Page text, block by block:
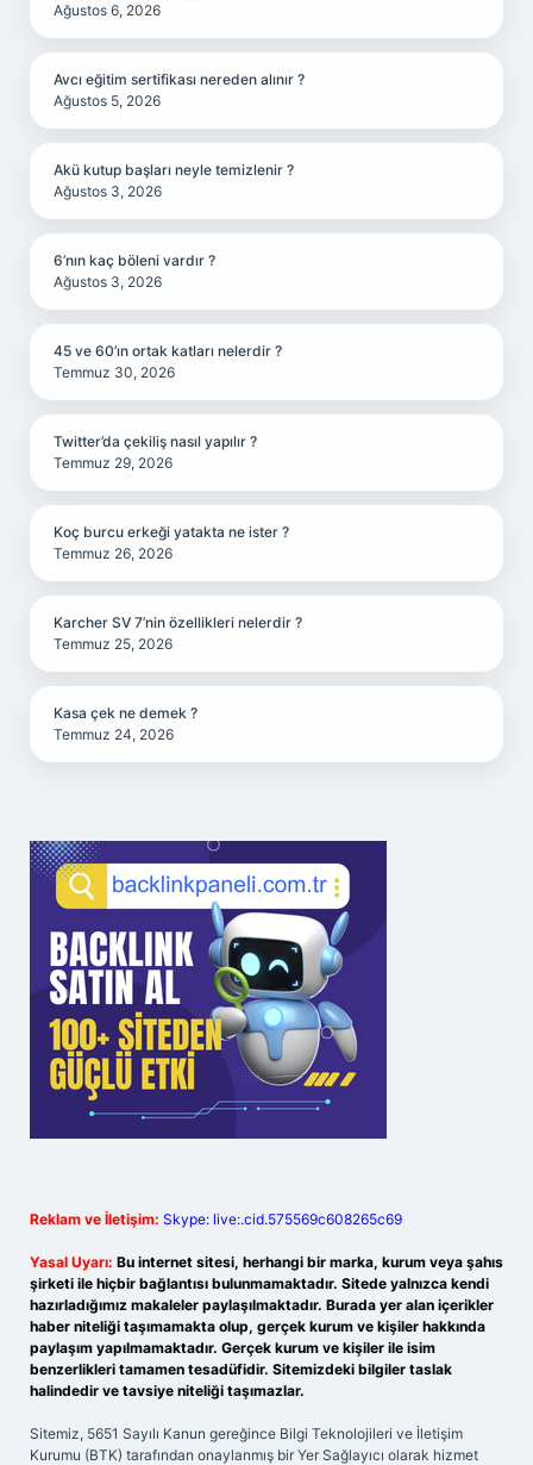
Ağustos 6, 2026
Avcı eğitim sertifikası nereden alınır ?
Ağustos 5, 2026
Akü kutup başları neyle temizlenir ?
Ağustos 3, 2026
6’nın kaç böleni vardır ?
Ağustos 3, 2026
45 ve 60’ın ortak katları nelerdir ?
Temmuz 30, 2026
Twitter’da çekiliş nasıl yapılır ?
Temmuz 29, 2026
Koç burcu erkeği yatakta ne ister ?
Temmuz 26, 2026
Karcher SV 7’nin özellikleri nelerdir ?
Temmuz 25, 2026
Kasa çek ne demek ?
Temmuz 24, 2026
Reklam ve İletişim: Skype: live:.cid.575569c608265c69
Yasal Uyarı: Bu internet sitesi, herhangi bir marka, kurum veya şahıs
şirketi ile hiçbir bağlantısı bulunmamaktadır. Sitede yalnızca kendi
hazırladığımız makaleler paylaşılmaktadır. Burada yer alan içerikler
haber niteliği taşımamakta olup, gerçek kurum ve kişiler hakkında
paylaşım yapılmamaktadır. Gerçek kurum ve kişiler ile isim
benzerlikleri tamamen tesadüfidir. Sitemizdeki bilgiler taslak
halindedir ve tavsiye niteliği taşımazlar.
Sitemiz, 5651 Sayılı Kanun gereğince Bilgi Teknolojileri ve İletişim
Kurumu (BTK) tarafından onaylanmış bir Yer Sağlayıcı olarak hizmet